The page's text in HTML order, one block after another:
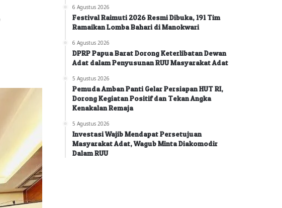
6 Agustus 2026
Festival Raimuti 2026 Resmi Dibuka, 191 Tim
Ramaikan Lomba Bahari di Manokwari
6 Agustus 2026
DPRP Papua Barat Dorong Keterlibatan Dewan
Adat dalam Penyusunan RUU Masyarakat Adat
5 Agustus 2026
Pemuda Amban Panti Gelar Persiapan HUT RI,
Dorong Kegiatan Positif dan Tekan Angka
Kenakalan Remaja
5 Agustus 2026
Investasi Wajib Mendapat Persetujuan
Masyarakat Adat, Wagub Minta Diakomodir
Dalam RUU